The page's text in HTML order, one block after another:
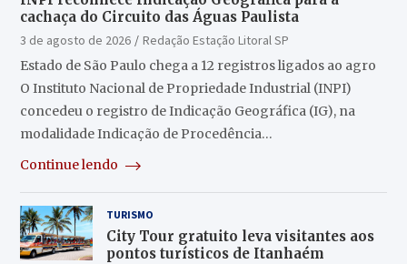
cachaça do Circuito das Águas Paulista
3 de agosto de 2026
Redação Estação Litoral SP
Estado de São Paulo chega a 12 registros ligados ao agro
O Instituto Nacional de Propriedade Industrial (INPI)
concedeu o registro de Indicação Geográfica (IG), na
modalidade Indicação de Procedência…
Continue lendo
TURISMO
City Tour gratuito leva visitantes aos
pontos turísticos de Itanhaém